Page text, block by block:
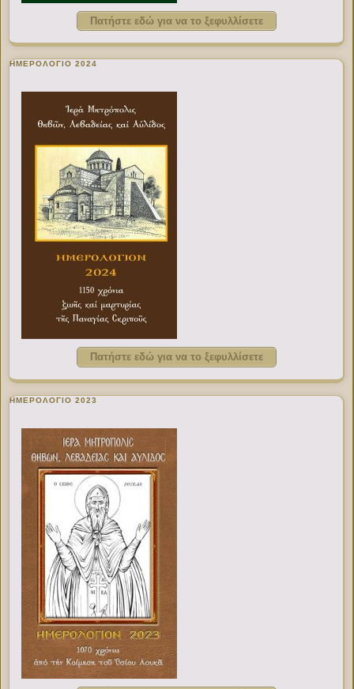
Πατήστε εδώ για να το ξεφυλλίσετε
ΗΜΕΡΟΛΟΓΙΟ 2024
Πατήστε εδώ για να το ξεφυλλίσετε
ΗΜΕΡΟΛΟΓΙΟ 2023